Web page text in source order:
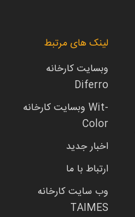
لینک های مرتبط
وبسایت کارخانه
Diferro
وبسایت کارخانه Wit-
Color
اخبار جدید
ارتباط با ما
وب سایت کارخانه
TAIMES